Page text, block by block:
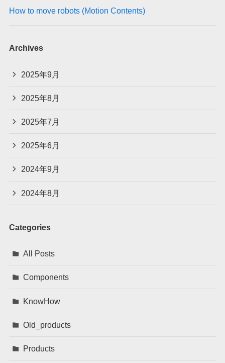
How to move robots (Motion Contents)
Archives
2025年9月
2025年8月
2025年7月
2025年6月
2024年9月
2024年8月
Categories
All Posts
Components
KnowHow
Old_products
Products